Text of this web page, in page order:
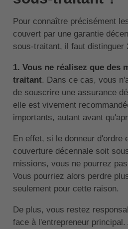
Pour connaître précisément
couvert par une garantie
sous-traitant, il faut distinguer
1. Vous ne réalisez que des
traitant. Dans ce cas, vous
de souscrire une assurance
elle est vivement
importants, autant avant
En effet, si le donneur d'ordre
couverture décennale soit
missions, vous ne pourrez
Vous pourriez alors perdre
seulement pour cette raison.
De plus, vous restez
face à l'entrepreneur